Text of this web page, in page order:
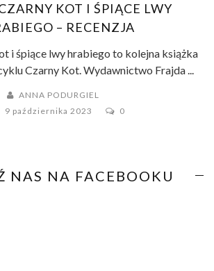
KOT I ŚPIĄCE LWY
– RECENZJA
i śpiące lwy hrabiego to kolejna książka
Czarny Kot. Wydawnictwo Frajda ...
ANNA PODURGIEL
9 października 2023
0
NAS NA FACEBOOKU